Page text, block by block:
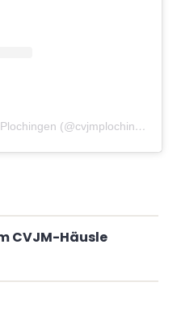
Ein Beitrag geteilt von CVJM Plochingen (@cvjmplochingen)
CVJM-Häusle